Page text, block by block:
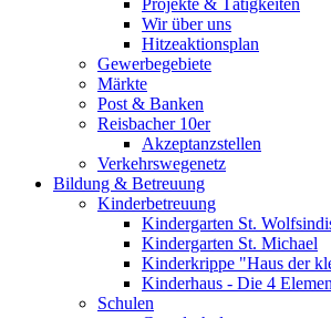
Projekte & Tätigkeiten
Wir über uns
Hitzeaktionsplan
Gewerbegebiete
Märkte
Post & Banken
Reisbacher 10er
Akzeptanzstellen
Verkehrswegenetz
Bildung & Betreuung
Kinderbetreuung
Kindergarten St.
Kindergarten St. Michael
Kinderkrippe "Haus der
Kinderhaus - Die 4
Schulen